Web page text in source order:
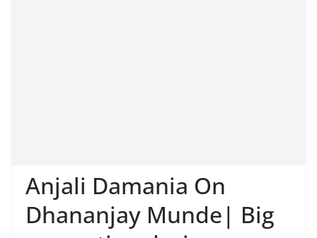
Anjali Damania On
Dhananjay Munde| Big